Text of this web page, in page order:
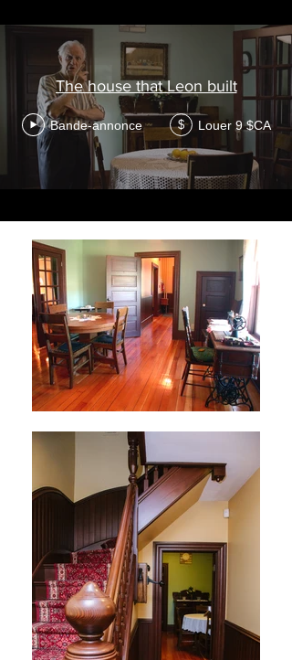
The house that Leon built
Bande-annonce $ Louer 9 $CA